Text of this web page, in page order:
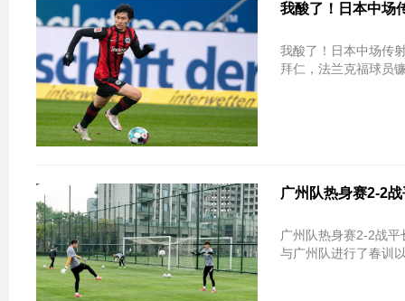
我酸了！日本中场
我酸了！日本中场传
拜仁，法兰克福球员
广州队热身赛2-2
广州队热身赛2-2战
与广州队进行了春训